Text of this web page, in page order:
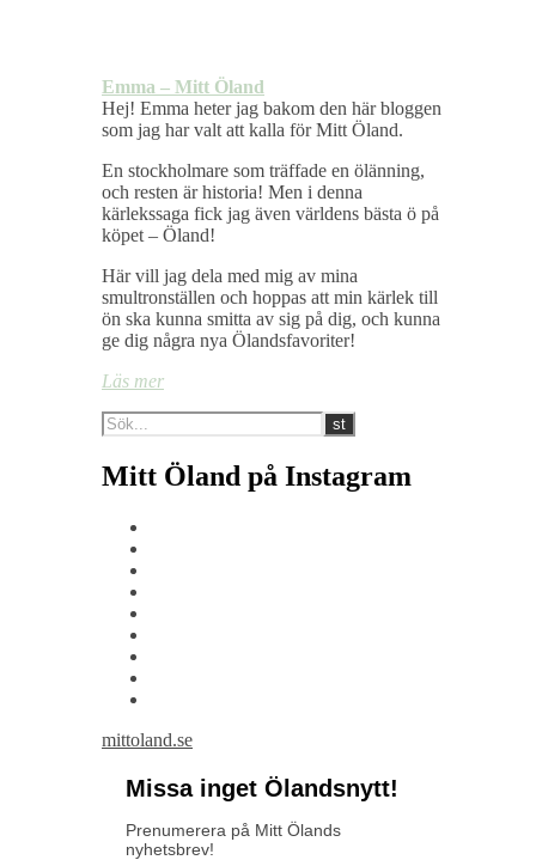
Emma – Mitt Öland
Hej! Emma heter jag bakom den här bloggen
som jag har valt att kalla för Mitt Öland.
En stockholmare som träffade en ölänning,
och resten är historia! Men i denna
kärlekssaga fick jag även världens bästa ö på
köpet – Öland!
Här vill jag dela med mig av mina
smultronställen och hoppas att min kärlek till
ön ska kunna smitta av sig på dig, och kunna
ge dig några nya Ölandsfavoriter!
Läs mer
Mitt Öland på Instagram
mittoland.se
Missa inget Ölandsnytt!
Prenumerera på Mitt Ölands
nyhetsbrev!